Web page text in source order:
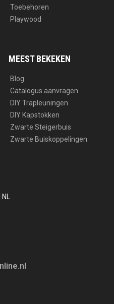
Toebehoren
Playwood
MEEST BEKEKEN
Blog
Catalogus aanvragen
DIY Trapleuningen
DIY Kapstokken
Zwarte Steigerbuis
Zwarte Buiskoppelingen